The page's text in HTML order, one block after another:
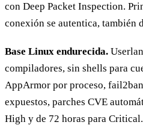
con Deep Packet Inspection.
conexión se autentica, también
Base Linux endurecida.
compiladores, sin shells para
AppArmor por proceso,
expuestos, parches CVE
High y de 72 horas para Critical.